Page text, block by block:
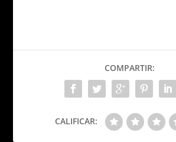
COMPARTIR:
CALIFICAR: